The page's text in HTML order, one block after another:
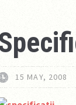
15 MAY, 2008